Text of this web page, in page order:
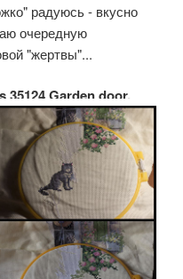
радуюсь - вкусно
очередную
"жертвы"...
Garden door.